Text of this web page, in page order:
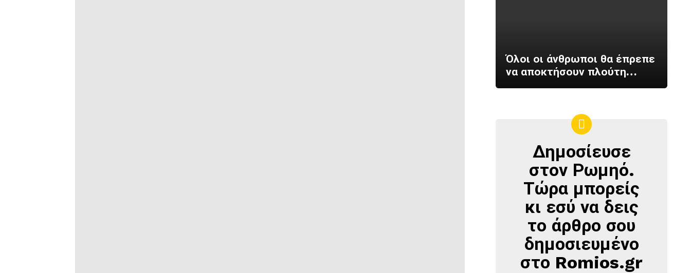
Όλοι οι άνθρωποι θα έπρεπε
να αποκτήσουν πλούτη…
ΔΗΜΟΣΊΕΥΣΕ
ΣΤΟΝ
ΡΩΜΗΌ
Δημοσίευσε
στον Ρωμηό.
Τώρα μπορείς
κι εσύ να δεις
το άρθρο σου
δημοσιευμένο
στο Romios.gr